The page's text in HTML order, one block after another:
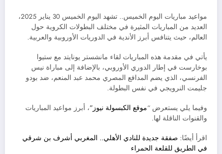
مواعيد مباريات اليوم الخميس.. تشهد اليوم الخميس 30 يناير 2025،
العديد من المباريات المثيرة في مختلف البطولات الكروية حول
العالم، حيث يتنافس أبرز الأندية في الدوريات الأوروبية والعربية.
يأتي في مقدمة هذه المباريات لقاء مانشستر يونايتد مع ستيوا
بوخارست في إطار الدوري الأوروبي، بالإضافة إلى مباراة نيس
الفرنسي، الذي يضم المدافع المصري محمد عبد المنعم، ضد بودو
جليمت النرويجي في نفس البطولة.
وفيما يلي يستعرض “موقع الكبسولة نيوز”، أبرز مواعيد المباريات
والقنوات الناقلة لها.
اقرأ أيضًا: صفقة جديدة للنادي الأهلي.. المغربي أشرف بن شرقي
في الطريق للقلعة الحمراء